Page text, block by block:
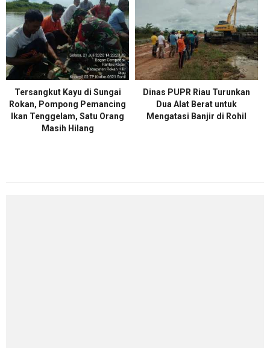
Tersangkut Kayu di Sungai
Rokan, Pompong Pemancing
Ikan Tenggelam, Satu Orang
Masih Hilang
Dinas PUPR Riau Turunkan
Dua Alat Berat untuk
Mengatasi Banjir di Rohil